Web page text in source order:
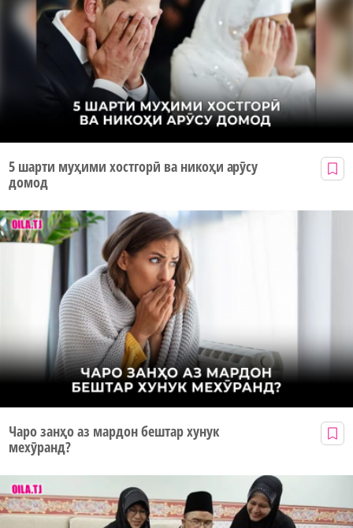
5 шарти муҳими хостгорӣ ва никоҳи арӯсу
домод
Чаро занҳо аз мардон бештар хунук
мехӯранд?